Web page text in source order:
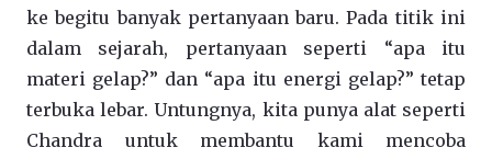
ke begitu banyak pertanyaan baru. Pada titik ini
dalam sejarah, pertanyaan seperti “apa itu
materi gelap?” dan “apa itu energi gelap?” tetap
terbuka lebar. Untungnya, kita punya alat seperti
Chandra untuk membantu kami mencoba